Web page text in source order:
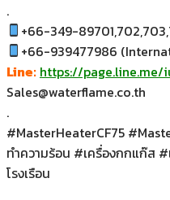
.
+66-349-
+66-939477986
Line: https://page.line.me/
Sales@waterflame.co.th
.
#MasterHeaterCF75
ทำความร้อน #เครื่องกกแก๊ส
โรงเรือน